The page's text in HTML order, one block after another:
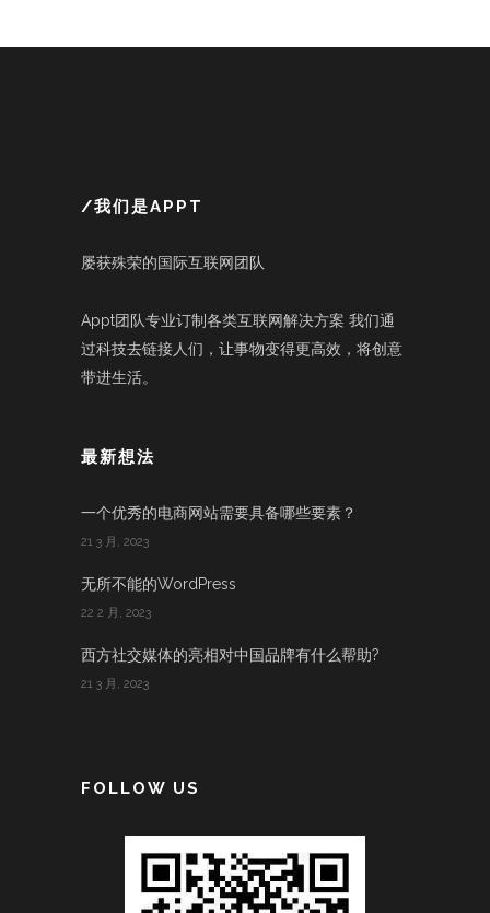
/我们是APPT
屡获殊荣的国际互联网团队
Appt团队专业订制各类互联网解决方案 我们通
过科技去链接人们，让事物变得更高效，将创意
带进生活。
最新想法
一个优秀的电商网站需要具备哪些要素？
21 3 月, 2023
无所不能的WordPress
22 2 月, 2023
西方社交媒体的亮相对中国品牌有什么帮助?
21 3 月, 2023
FOLLOW US